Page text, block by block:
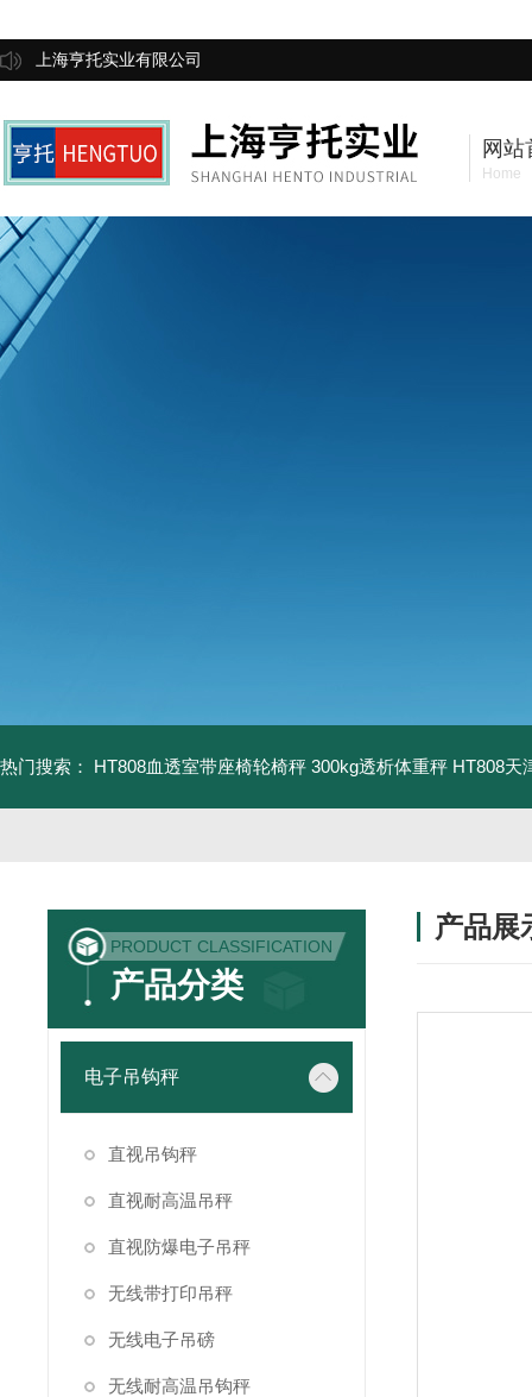
上海亨托实业有限公司
网站
Home
热门搜索： HT808血透室带座椅轮椅秤 300kg透析体重秤 HT808天
PRODUCT CLASSIFICATION
产品分类
电子吊钩秤
直视吊钩秤
直视耐高温吊秤
直视防爆电子吊秤
无线带打印吊秤
无线电子吊磅
无线耐高温吊钩秤
产品展